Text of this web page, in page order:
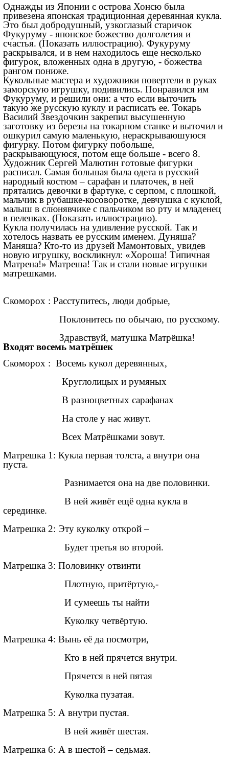
Однажды из Японии с острова Хонсю была
привезена японская традиционная деревянная кукла.
Это был добродушный, узкоглазый старичок
Фукуруму - японское божество долголетия и
счастья. (Показать иллюстрацию). Фукуруму
раскрывался, и в нем находилось еще несколько
фигурок, вложенных одна в другую, - божества
рангом пониже.
Кукольные мастера и художники повертели в руках
заморскую игрушку, подивились. Понравился им
Фукуруму, и решили они: а что если выточить
такую же русскую куклу и расписать ее. Токарь
Василий Звездочкин закрепил высушенную
заготовку из березы на токарном станке и выточил и
ошкурил самую маленькую, нераскрываюшуюся
фигурку. Потом фигурку побольше,
раскрывающуюся, потом еще больше - всего 8.
Художник Сергей Малютин готовые фигурки
расписал. Самая большая была одета в русский
народный костюм – сарафан и платочек, в ней
прятались девочки в фартуке, с серпом, с плошкой,
мальчик в рубашке-косоворотке, девчушка с куклой,
малыш в слюнявчике с пальчиком во рту и младенец
в пеленках. (Показать иллюстрацию).
Кукла получилась на удивление русской. Так и
хотелось назвать ее русским именем. Дуняша?
Маняша? Кто-то из друзей Мамонтовых, увидев
новую игрушку, воскликнул: «Хороша! Типичная
Матрена!» Матреша! Так и стали новые игрушки
матрешками.
Скоморох : Расступитесь, люди добрые,
Поклонитесь по обычаю, по русскому.
Здравствуй, матушка Матрёшка!
Входят восемь матрёшек
Скоморох : Восемь кукол деревянных,
Круглолицых и румяных
В разноцветных сарафанах
На столе у нас живут.
Всех Матрёшками зовут.
Матрешка 1: Кукла первая толста, а внутри она
пуста.
Разнимается она на две половинки.
В ней живёт ещё одна кукла в
серединке.
Матрешка 2: Эту куколку открой –
Будет третья во второй.
Матрешка 3: Половинку отвинти
Плотную, притёртую,-
И сумеешь ты найти
Куколку четвёртую.
Матрешка 4: Вынь её да посмотри,
Кто в ней прячется внутри.
Прячется в ней пятая
Куколка пузатая.
Матрешка 5: А внутри пустая.
В ней живёт шестая.
Матрешка 6: А в шестой – седьмая.